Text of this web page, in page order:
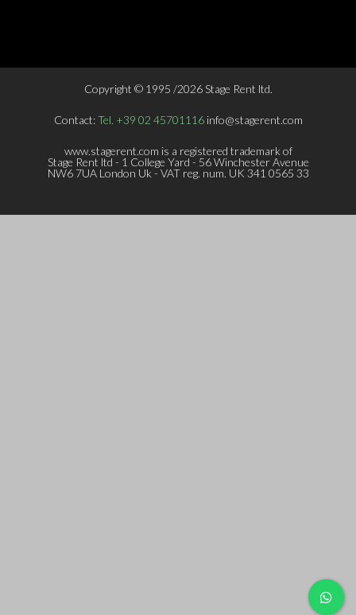
Copyright © 1995 /2026 Stage Rent ltd.
Contact:Tel. +39 02 45701116 info@stagerent.com
www.stagerent.com is a registered trademark of
Stage Rent ltd - 1 College Yard - 56 Winchester Avenue
NW6 7UA London Uk - VAT reg. num. UK 341 0565 33